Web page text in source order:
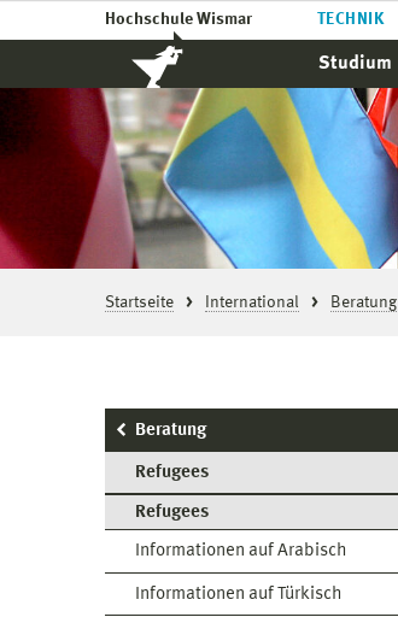
Hochschule Wismar TECHNIK
Studium
Startseite International Beratung
Beratung
Refugees
Refugees
Informationen auf Arabisch
Informationen auf Türkisch